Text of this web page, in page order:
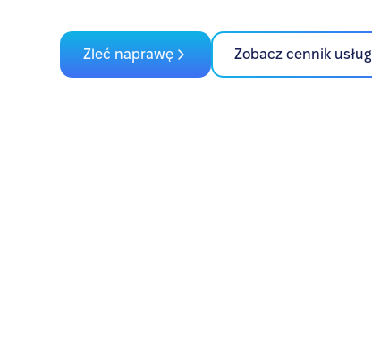
Zleć naprawę Zobacz cennik usług